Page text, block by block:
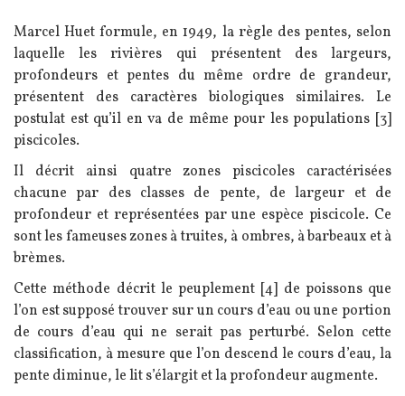
Texte
Marcel Huet formule, en 1949, la règle des pentes, selon
laquelle les rivières qui présentent des largeurs,
profondeurs et pentes du même ordre de grandeur,
présentent des caractères biologiques similaires. Le
postulat est qu’il en va de même pour les populations [3]
piscicoles.
Il décrit ainsi quatre zones piscicoles caractérisées
chacune par des classes de pente, de largeur et de
profondeur et représentées par une espèce piscicole. Ce
sont les fameuses zones à truites, à ombres, à barbeaux et à
brèmes.
Cette méthode décrit le peuplement [4] de poissons que
l’on est supposé trouver sur un cours d’eau ou une portion
de cours d’eau qui ne serait pas perturbé. Selon cette
classification, à mesure que l’on descend le cours d’eau, la
pente diminue, le lit s’élargit et la profondeur augmente.